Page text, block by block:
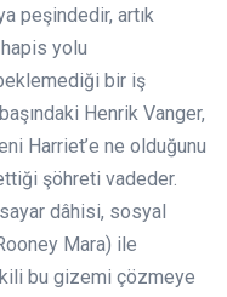
peşindedir, artık
hapis yolu
bir iş
Henrik Vanger,
Harriet’e ne olduğunu
şöhreti vadeder.
dâhisi, sosyal
Mara) ile
bu gizemi çözmeye